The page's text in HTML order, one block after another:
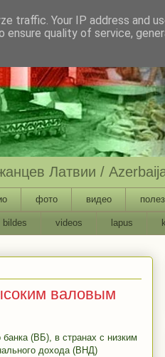
Латвии /
фото видео
bildes videos lapus
валовым
(ВБ), в странах с низким
дохода (ВНД)
traffic. Your IP address and
quality of service,